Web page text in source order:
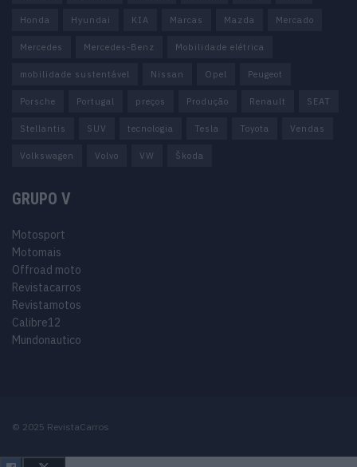
Honda Hyundai KIA Marcas Mazda Mercado
Mercedes Mercedes-Benz Mobilidade elétrica
mobilidade sustentável Nissan Opel Peugeot
Porsche Portugal preços Produção Renault SEAT
Stellantis SUV tecnologia Tesla Toyota Vendas
Volkswagen Volvo VW Škoda
GRUPO V
Motosport
Motomais
Offroad moto
Revistacarros
Revistamotos
Calibre12
Mundonautico
© 2025 RevistaCarros